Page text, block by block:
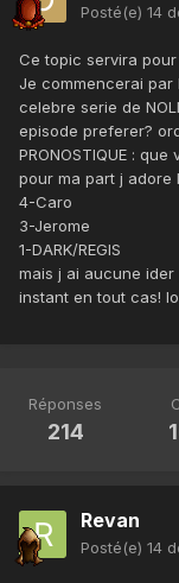
Posté(e) 14
Ce topic servira
Je commencerai par
celebre serie de
episode preferer?
PRONOSTIQUE :
pour ma part j adore
4-Caro
3-Jerome
1-DARK/REGIS
mais j ai aucune
instant en tout cas!
Réponses
214
Revan
Posté(e) 14